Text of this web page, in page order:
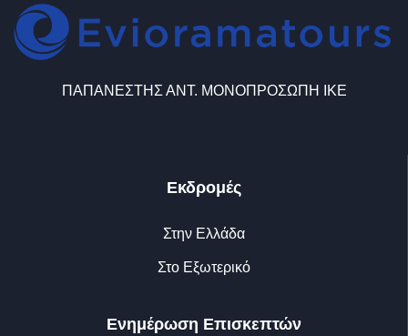
ΠΑΠΑΝΕΣΤΗΣ ΑΝΤ. ΜΟΝΟΠΡΟΣΩΠΗ ΙΚΕ
Εκδρομές
Στην Ελλάδα
Στο Εξωτερικό
Ενημέρωση Επισκεπτών